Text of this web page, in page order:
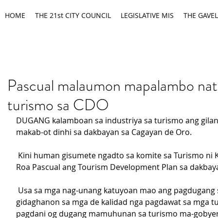
HOME THE 21st CITY COUNCIL LEGISLATIVE MIS THE GAVEL
Pascual malaumon mapalambo
turismo sa CDO
DUGANG kalamboan sa industriya sa turismo ang
makab-ot dinhi sa dakbayan sa Cagayan de Oro.
Roa Pascual ang Tourism Development Plan sa
gidaghanon sa mga de kalidad nga pagdawat sa mga
pagdani og dugang mamuhunan sa turismo ma-